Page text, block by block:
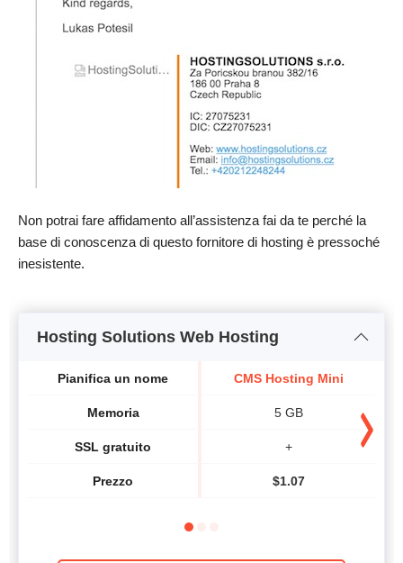
Non potrai fare affidamento all’assistenza fai da te perché la
base di conoscenza di questo fornitore di hosting è pressoché
inesistente.
Hosting Solutions Web Hosting
Pianifica un nome
Memoria
SSL gratuito
Prezzo
CMS Hosting Mini
5 GB
+
$1.07